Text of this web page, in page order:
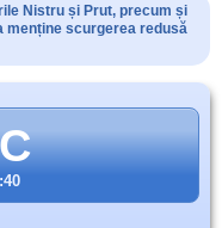
Nistru și Prut, precum și
menține scurgerea redusă